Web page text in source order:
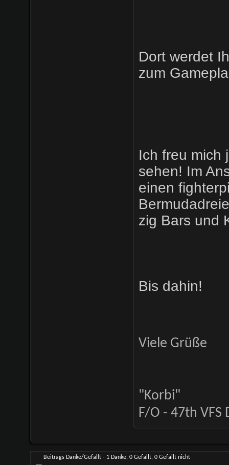
Dort werdet
zum
Ich freu mich
sehen! Im
einen
zig Bars und
Bis dahin!
Viele Grüße
"Korbi"
F/O - 47th
Beitrags Danke/Gefällt - 1 Danke, 0 Gefällt, 0 Gefällt nicht